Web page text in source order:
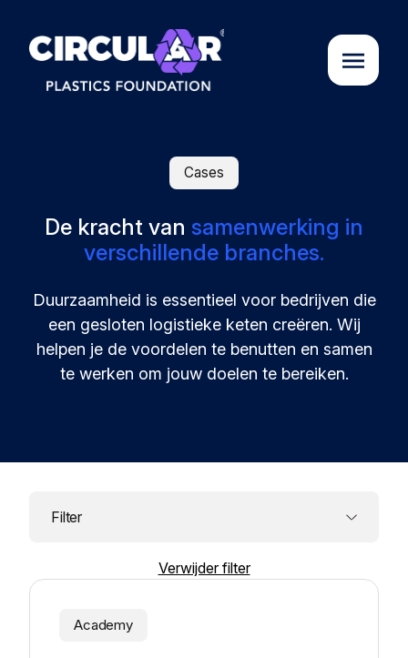
Initiatieven
Nieuws
Verzamelde best practices en inzichten
Ontmoet ons en laat je inspireren
Join de Foundation MyAlliance
Cases
De kracht van samenwerking in
verschillende branches.
Duurzaamheid is essentieel voor bedrijven die
een gesloten logistieke keten creëren. Wij
helpen je de voordelen te benutten en samen
te werken om jouw doelen te bereiken.
Filter
Verwijder filter
Academy